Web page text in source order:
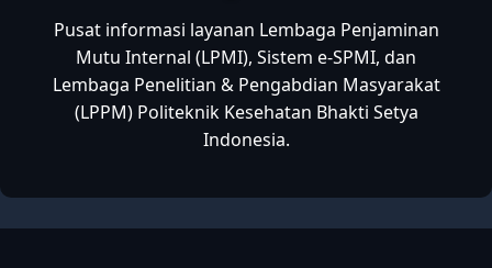
Pusat informasi layanan Lembaga Penjaminan
Mutu Internal (LPMI), Sistem e-SPMI, dan
Lembaga Penelitian & Pengabdian Masyarakat
(LPPM) Politeknik Kesehatan Bhakti Setya
Indonesia.